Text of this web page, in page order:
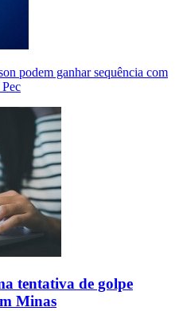
podem ganhar sequência com
tentativa de golpe
Minas